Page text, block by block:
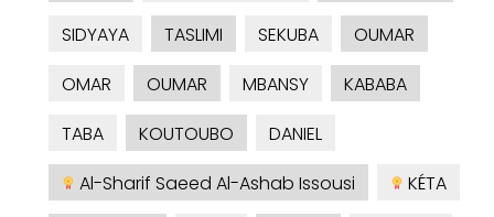
SIDYAYA
TASLIMI SEKUBA
OUMAR
OMAR
OUMAR MBANSY
KABABA
TABA
KOUTOUBO
DANIEL
Al-Sharif Saeed Al-Ashab Issousi
KÉTA